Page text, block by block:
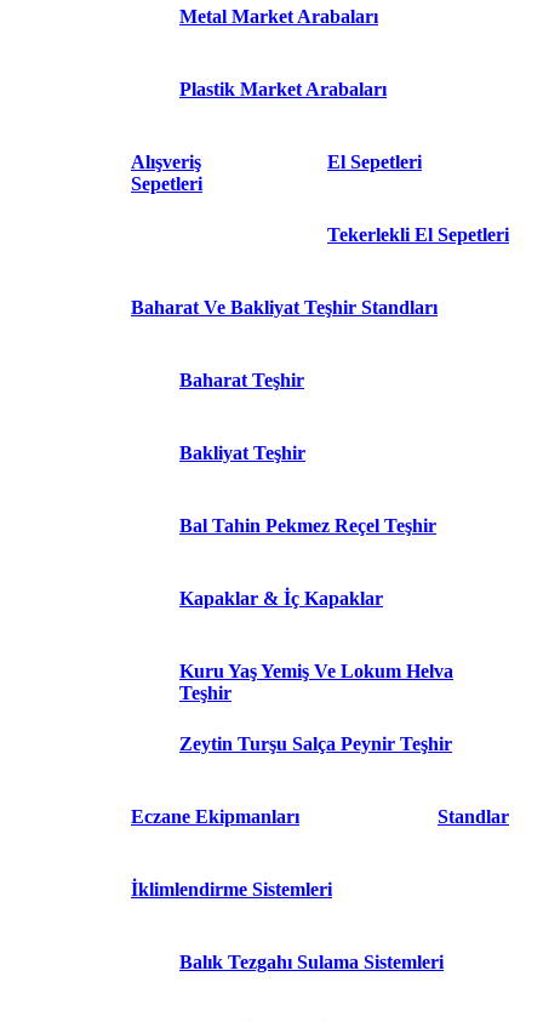
Metal Market Arabaları
Plastik Market Arabaları
Alışveriş
Sepetleri
El Sepetleri
Tekerlekli El Sepetleri
Baharat Ve Bakliyat Teşhir Standları
Baharat Teşhir
Bakliyat Teşhir
Bal Tahin Pekmez Reçel Teşhir
Kapaklar & İç Kapaklar
Kuru Yaş Yemiş Ve Lokum Helva
Teşhir
Zeytin Turşu Salça Peynir Teşhir
Eczane Ekipmanları Standlar
İklimlendirme Sistemleri
Balık Tezgahı Sulama Sistemleri